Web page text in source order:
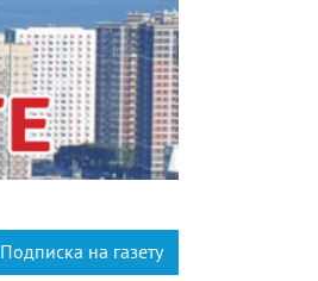
Подписка на газету